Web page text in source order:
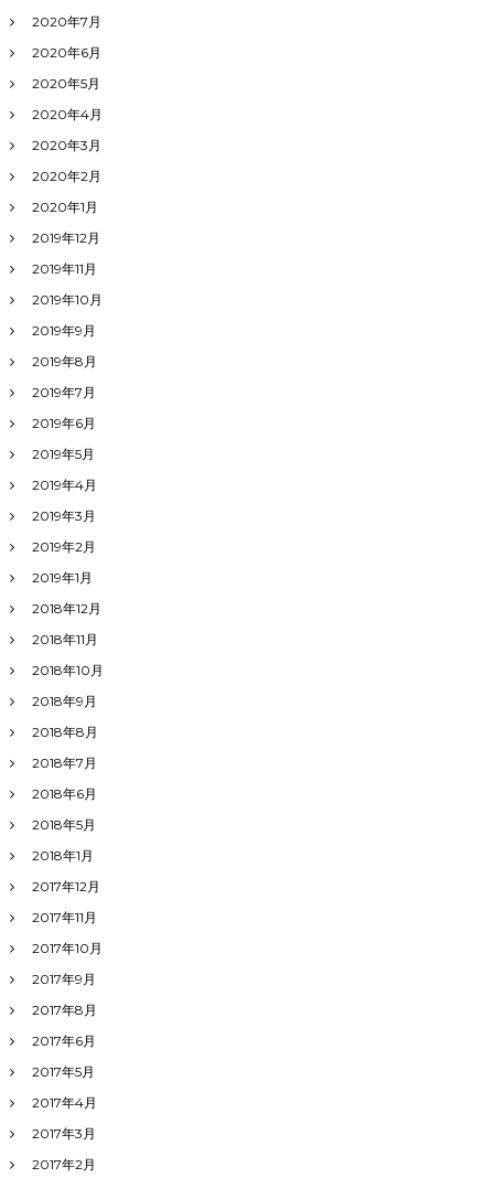
2020年7月
2020年6月
2020年5月
2020年4月
2020年3月
2020年2月
2020年1月
2019年12月
2019年11月
2019年10月
2019年9月
2019年8月
2019年7月
2019年6月
2019年5月
2019年4月
2019年3月
2019年2月
2019年1月
2018年12月
2018年11月
2018年10月
2018年9月
2018年8月
2018年7月
2018年6月
2018年5月
2018年1月
2017年12月
2017年11月
2017年10月
2017年9月
2017年8月
2017年6月
2017年5月
2017年4月
2017年3月
2017年2月